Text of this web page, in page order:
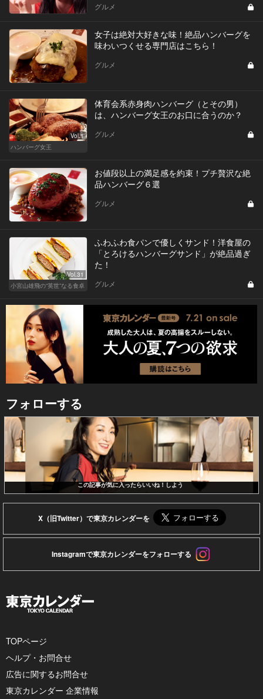
グルメ
女子は絶対大好きな味！絶品ハンバーグを
味わいつくせる専門店はこちら！
グルメ
Vol.1
ハンバーグ女王
体育会系赤身肉ハンバーグ（とその男）
は、ハンバーグ女王のお口に合うのか？
グルメ
お値段以上の満足感を約束！プチ贅沢な絶
品ハンバーグ６選
グルメ
Vol.31
小宮山雄飛の“英世”なる食卓
ふわふわ食パンで優しくサンド！洋食屋の
「とろけるハンバーグサンド」が絶品過ぎ
た！
グルメ
フォローする
この記事が気に入ったらいいね！しよう
X（旧Twitter）で東京カレンダーを
Instagramで東京カレンダーをフォローする
TOPページ
ヘルプ・お問合せ
広告に関するお問合せ
東京カレンダー 企業情報